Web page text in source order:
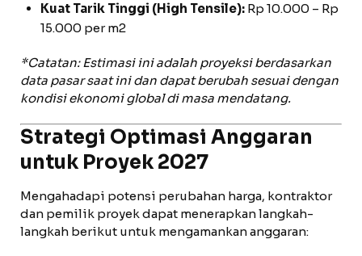
Kuat Tarik Tinggi (High Tensile): Rp 10.000 – Rp
15.000 per m2
*Catatan: Estimasi ini adalah proyeksi berdasarkan
data pasar saat ini dan dapat berubah sesuai dengan
kondisi ekonomi global di masa mendatang.
Strategi Optimasi Anggaran
untuk Proyek 2027
Mengahadapi potensi perubahan harga, kontraktor
dan pemilik proyek dapat menerapkan langkah-
langkah berikut untuk mengamankan anggaran: